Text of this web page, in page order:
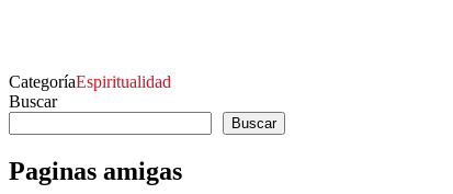
CategoríaEspiritualidad
Buscar
Buscar
Paginas amigas